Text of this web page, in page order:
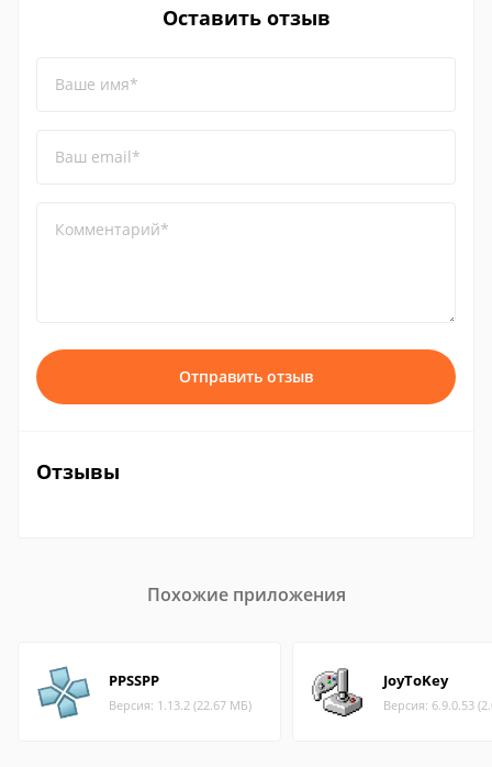
Оставить отзыв
Ваше имя*
Ваш email*
Комментарий*
Отправить отзыв
Отзывы
Похожие приложения
PPSSPP
Версия: 1.13.2 (22.67 МБ)
JoyToKey
Версия: 6.9.0.53